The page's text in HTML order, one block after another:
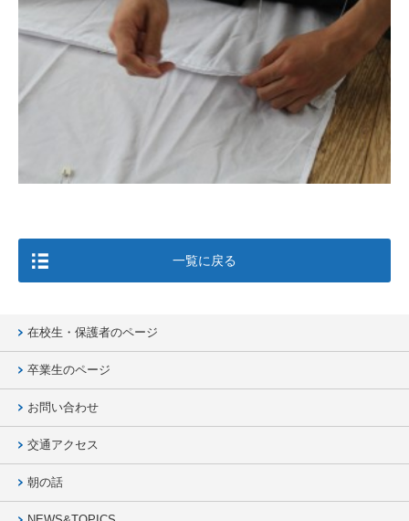
一覧に戻る
在校生・保護者のページ
卒業生のページ
お問い合わせ
交通アクセス
朝の話